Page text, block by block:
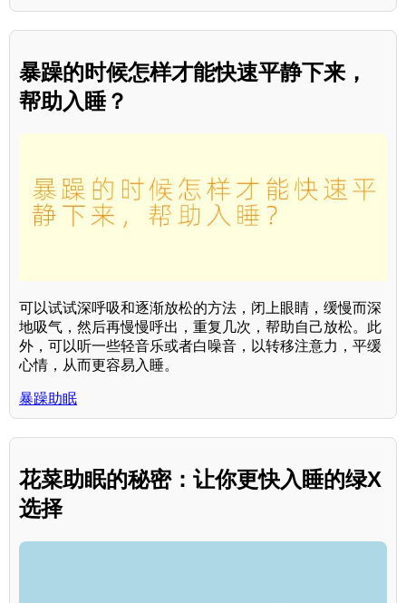
暴躁的时候怎样才能快速平静下来，
帮助入睡？
可以试试深呼吸和逐渐放松的方法，闭上眼睛，缓慢而深
地吸气，然后再慢慢呼出，重复几次，帮助自己放松。此
外，可以听一些轻音乐或者白噪音，以转移注意力，平缓
心情，从而更容易入睡。
暴躁助眠
花菜助眠的秘密：让你更快入睡的绿X
选择